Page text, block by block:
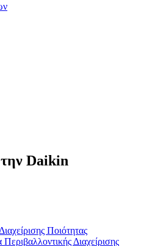
την Daikin
Ποιότητας
Διαχείρισης